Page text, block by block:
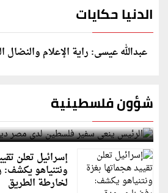
الدنيا حكايات
عبدالله عيسى: راية الإعلام والنضال
شؤون فلسطينية
الرئيس ينعى سفير فلسطين لدى
إسرائيل تعلن
ونتنياهو
لخارطة الطريق